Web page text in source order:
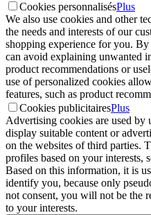
Cookies personnalisésPlus
We also use cookies and other
the needs and interests of our
shopping experience for you.
can avoid explaining unwanted
product recommendations or
use of personalized cookies
features, such as product
Cookies publicitairesPlus
Advertising cookies are used by
display suitable content or
on the websites of third parties.
profiles based on your interests,
Based on this information, it is
identify you, because only
not consent, you will not be the
to your interests.